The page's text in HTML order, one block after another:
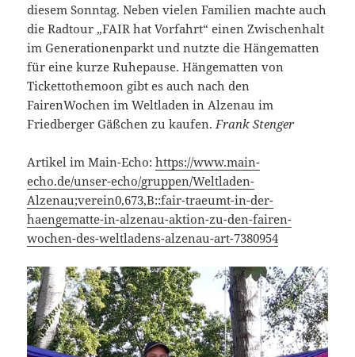
diesem Sonntag. Neben vielen Familien machte auch
die Radtour „FAIR hat Vorfahrt“ einen Zwischenhalt
im Generationenparkt und nutzte die Hängematten
für eine kurze Ruhepause. Hängematten von
Tickettothemoon gibt es auch nach den
FairenWochen im Weltladen in Alzenau im
Friedberger Gäßchen zu kaufen.Frank Stenger
Artikel im Main-Echo:https://www.main-
echo.de/unser-echo/gruppen/Weltladen-
Alzenau;verein0,673,B::fair-traeumt-in-der-
haengematte-in-alzenau-aktion-zu-den-fairen-
wochen-des-weltladens-alzenau-art-7380954